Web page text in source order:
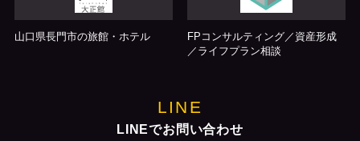
山口県長門市の旅館・ホテル
FPコンサルティング／資産形成
／ライフプラン相談
LINE
LINEでお問い合わせ